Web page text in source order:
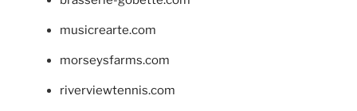
musicrearte.com
morseysfarms.com
riverviewtennis.com